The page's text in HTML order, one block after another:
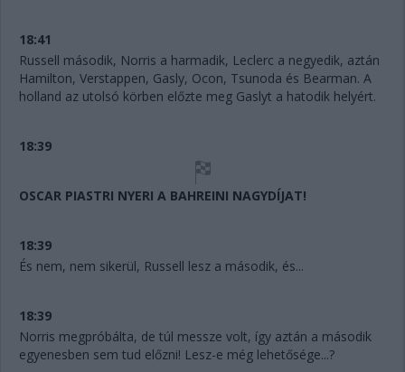
18:41
Russell második, Norris a harmadik, Leclerc a negyedik, aztán
Hamilton, Verstappen, Gasly, Ocon, Tsunoda és Bearman. A
holland az utolsó körben előzte meg Gaslyt a hatodik helyért.
18:39
OSCAR PIASTRI NYERI A BAHREINI NAGYDÍJAT!
18:39
És nem, nem sikerül, Russell lesz a második, és...
18:39
Norris megpróbálta, de túl messze volt, így aztán a második
egyenesben sem tud előzni! Lesz-e még lehetősége...?